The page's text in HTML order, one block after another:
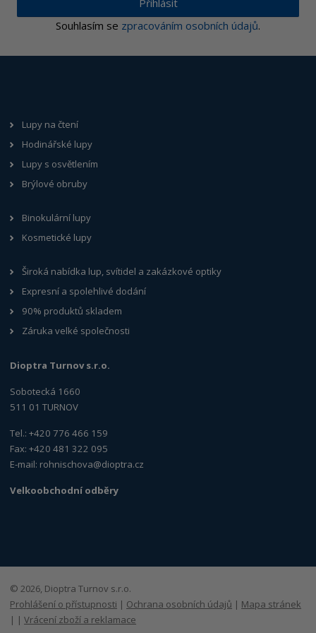
Přihlásit
Souhlasím se zpracováním osobních údajů.
Lupy na čtení
Hodinářské lupy
Lupy s osvětlením
Brýlové obruby
Binokulární lupy
Kosmetické lupy
Široká nabídka lup, svítidel a zakázkové optiky
Expresní a spolehlivé dodání
90% produktů skladem
Záruka velké společnosti
Dioptra Turnov s.r.o.
Sobotecká 1660
511 01 TURNOV
Tel.: +420 776 466 159
Fax: +420 481 322 095
E-mail: rohnischova@dioptra.cz
Velkoobchodní odběry
© 2026, Dioptra Turnov s.r.o.
Prohlášení o přístupnosti | Ochrana osobních údajů | Mapa stránek
| |Vrácení zboží a reklamace